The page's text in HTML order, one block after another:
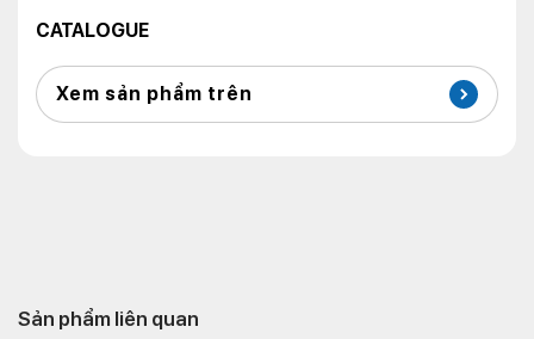
CATALOGUE
Xem sản phẩm trên
Sản phẩm liên quan